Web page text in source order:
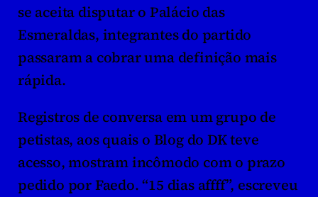
se aceita disputar o Palácio das
Esmeraldas, integrantes do partido
passaram a cobrar uma definição mais
rápida.
Registros de conversa em um grupo de
petistas, aos quais o Blog do DK teve
acesso, mostram incômodo com o prazo
pedido por Faedo. “15 dias affff”, escreveu